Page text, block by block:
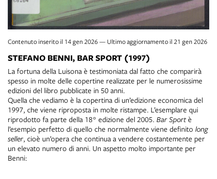
Contenuto inserito il 14 gen 2026 — Ultimo aggiornamento il 21 gen 2026
STEFANO BENNI, BAR SPORT (1997)
La fortuna della Luisona è testimoniata dal fatto che comparirà
spesso in molte delle copertine realizzate per le numerosissime
edizioni del libro pubblicate in 50 anni.
Quella che vediamo è la copertina di un’edizione economica del
1997, che viene riproposta in molte ristampe. L’esemplare qui
riprodotto fa parte della 18° edizione del 2005. Bar Sportè
l’esempio perfetto di quello che normalmente viene definito long
seller, cioè un’opera che continua a vendere costantemente per
un elevato numero di anni. Un aspetto molto importante per
Benni: